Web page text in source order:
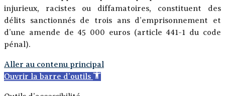
injurieux, racistes ou diffamatoires, constituent des
délits sanctionnés de trois ans d’emprisonnement et
d’une amende de 45 000 euros (article 441-1 du code
pénal).
Aller au contenu principal
Ouvrir la barre d’outils